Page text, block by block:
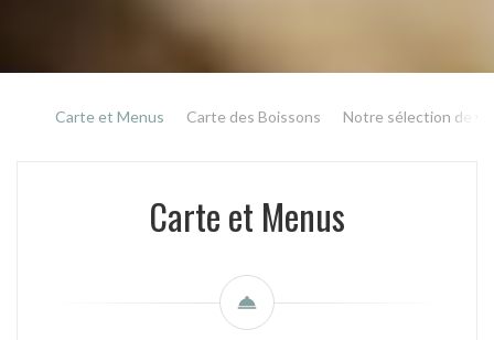
Carte et Menus Carte des Boissons Notre sélection de
Carte et Menus